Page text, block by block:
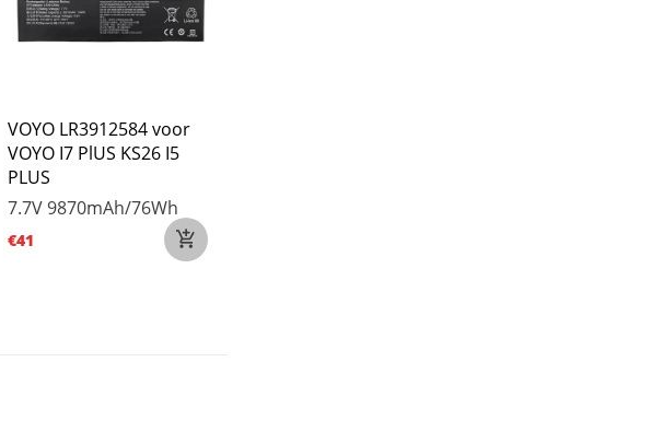
VOYO LR3912584 voor
VOYO I7 PlUS KS26 I5
PLUS
7.7V9870mAh/76Wh
€41